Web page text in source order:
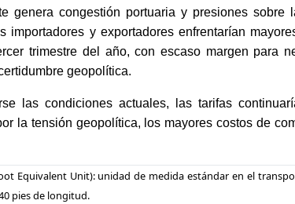
genera congestión portuaria y presiones
importadores y exportadores enfrentarían
trimestre del año, con escaso margen para
geopolítica.
las condiciones actuales, las tarifas
la tensión geopolítica, los mayores costos de
Equivalent Unit): unidad de medida estándar en el
pies de longitud.